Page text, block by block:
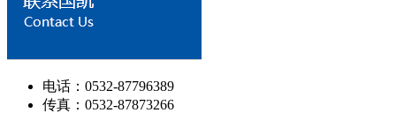
电话：0532-87796389
传真：0532-87873266